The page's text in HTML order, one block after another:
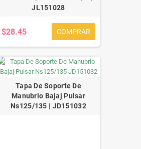
JL151028
$28.45 COMPRAR
Tapa De Soporte De
Manubrio Bajaj Pulsar
Ns125/135 | JD151032